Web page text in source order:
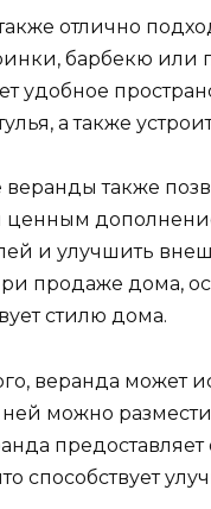
отлично
барбекю или
удобное
а также
также
ценным
и улучшить
продаже дома,
стилю дома.
веранда может
можно
способствует